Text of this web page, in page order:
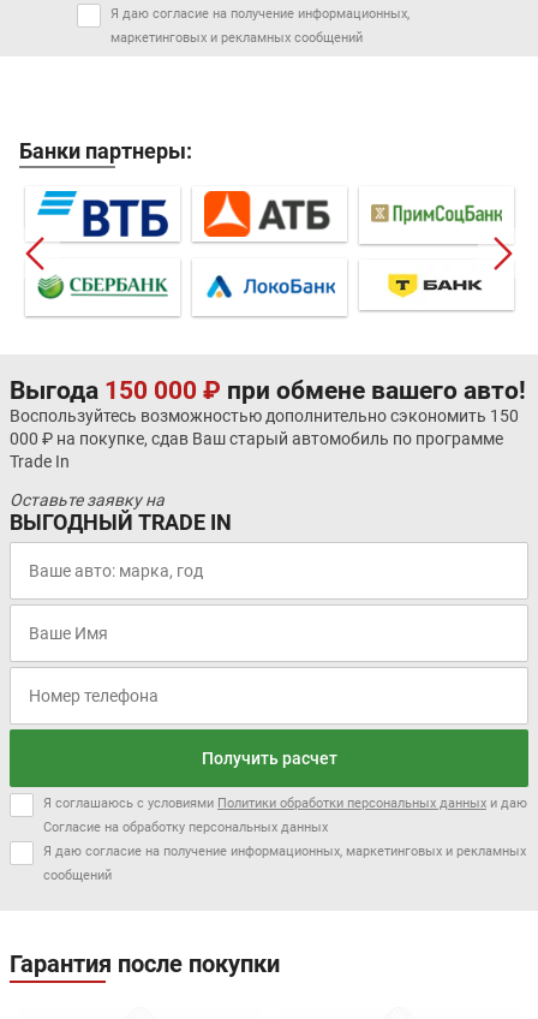
Я даю согласие на получение информационных,
маркетинговых и рекламных сообщений
Банки партнеры:
Выгода 150 000 ₽ при обмене вашего авто!
Воспользуйтесь возможностью дополнительно сэкономить 150
000 ₽ на покупке, сдав Ваш старый автомобиль по программе
Trade In
Оставьте заявку на
ВЫГОДНЫЙ TRADE IN
Получить расчет
Я соглашаюсь с условиями Политики обработки персональных данных и даю
Согласие на обработку персональных данных
Я даю согласие на получение информационных, маркетинговых и рекламных
сообщений
Гарантия после покупки